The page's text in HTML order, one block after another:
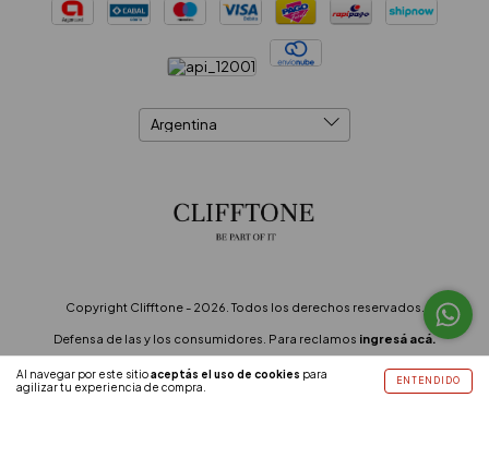
Al navegar por este sitioaceptás el uso de cookies para
agilizar tu experiencia de compra.
ENTENDIDO
Copyright Clifftone - 2026. Todos los derechos reservados.
Defensa de las y los consumidores. Para reclamos ingresá acá.
Botón de arrepentimiento